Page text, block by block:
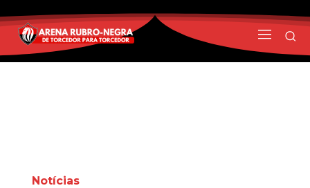
Notícias